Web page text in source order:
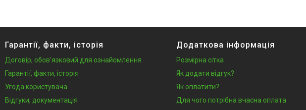
Гарантії, факти, історія
Договір, обов'язковий для ознайомлення
Гарантії, факти, історія
Угода користувача
Відгуки, документація
Додаткова інформація
Розмірна сітка
Як додати відгук?
Як оплатити?
Для чого потрібна вчасна оплата